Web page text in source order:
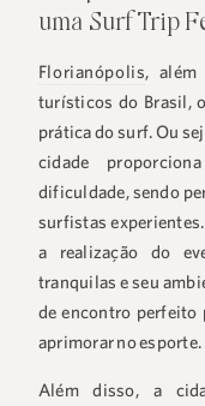
uma Surf Trip
Florianópolis, além
turísticos do Brasil,
prática do surf. Ou
cidade
dificuldade, sendo
surfistas
a realização do
tranquilas e seu
de encontro perfeito
aprimorar no esporte.
Além disso, a